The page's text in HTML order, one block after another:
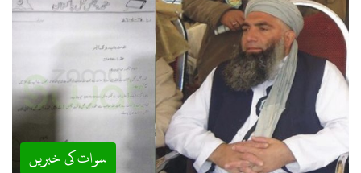
سوات کی خبریں